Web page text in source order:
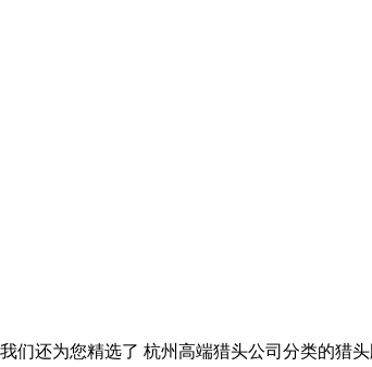
们还为您精选了 杭州高端猎头公司 分类的猎